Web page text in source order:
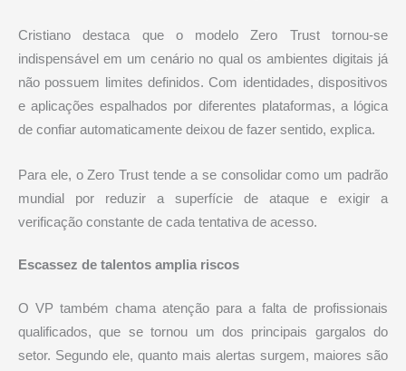
Cristiano destaca que o modelo Zero Trust tornou-se
indispensável em um cenário no qual os ambientes digitais já
não possuem limites definidos. Com identidades, dispositivos
e aplicações espalhados por diferentes plataformas, a lógica
de confiar automaticamente deixou de fazer sentido, explica.
Para ele, o Zero Trust tende a se consolidar como um padrão
mundial por reduzir a superfície de ataque e exigir a
verificação constante de cada tentativa de acesso.
Escassez de talentos amplia riscos
O VP também chama atenção para a falta de profissionais
qualificados, que se tornou um dos principais gargalos do
setor. Segundo ele, quanto mais alertas surgem, maiores são